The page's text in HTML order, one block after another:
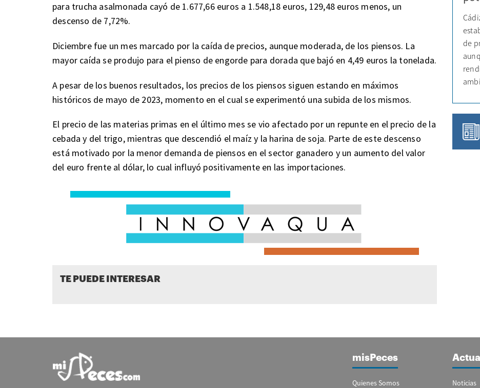
para trucha asalmonada cayó de 1.677,66 euros a 1.548,18 euros, 129,48 euros menos, un
descenso de 7,72%.
Diciembre fue un mes marcado por la caída de precios, aunque moderada, de los piensos. La
mayor caída se produjo para el pienso de engorde para dorada que bajó en 4,49 euros la tonelada.
A pesar de los buenos resultados, los precios de los piensos siguen estando en máximos
históricos de mayo de 2023, momento en el cual se experimentó una subida de los mismos.
El precio de las materias primas en el último mes se vio afectado por un repunte en el precio de la
cebada y del trigo, mientras que descendió el maíz y la harina de soja. Parte de este descenso
está motivado por la menor demanda de piensos en el sector ganadero y un aumento del valor
del euro frente al dólar, lo cual influyó positivamente en las importaciones.
TE PUEDE INTERESAR
de
misPeces
Quienes Somos Noticias